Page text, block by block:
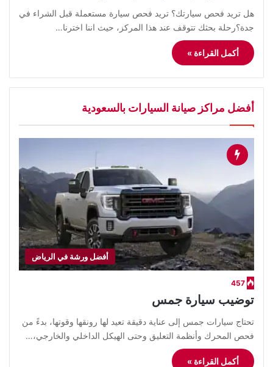
هل تريد فحص سيارتك؟ تريد فحص سيارة مستعملة قبل الشراء في
جدة؟رحلة بحثك تتوقف عند هذا المركز، حيث اننا اخترنا…
أكمل القراءة »
أفضل مراكز صيانة السيارات بالسعودية
أفضل ورشة في الرياض
457
توضيب سيارة جمس
تحتاج سيارات جمس إلى عناية دقيقة تعيد لها رونقها وقوتها، بدءً من
فحص المحرك وأنظمة التعليق وحتى الهيكل الداخلي والخارجي،…
أكمل القراءة »